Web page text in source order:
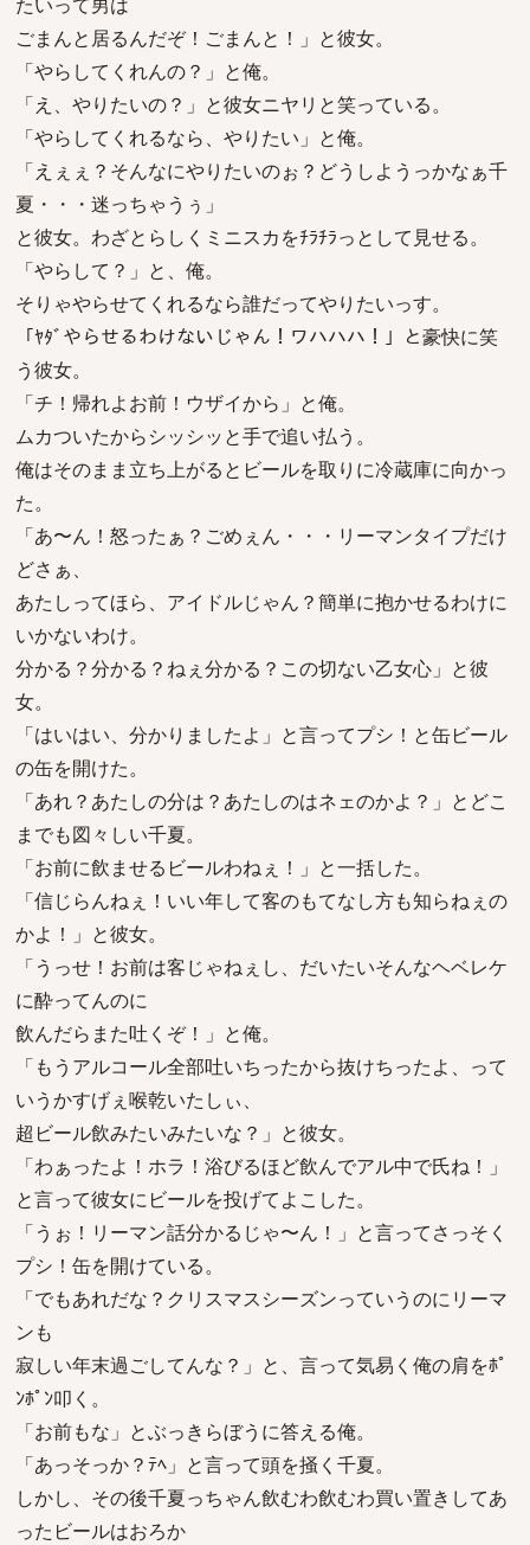
ごまんと居るんだぞ！ごまんと！」と彼女。
「やらしてくれんの？」と俺。
「え、やりたいの？」と彼女ニヤリと笑っている。
「やらしてくれるなら、やりたい」と俺。
「えぇぇ？そんなにやりたいのぉ？どうしようっかなぁ千
夏・・・迷っちゃうぅ」
と彼女。わざとらしくミニスカをﾁﾗﾁﾗっとして見せる。
「やらして？」と、俺。
そりゃやらせてくれるなら誰だってやりたいっす。
「ﾔﾀﾞやらせるわけないじゃん！ワハハハ！」と豪快に笑
う彼女。
「チ！帰れよお前！ウザイから」と俺。
ムカついたからシッシッと手で追い払う。
俺はそのまま立ち上がるとビールを取りに冷蔵庫に向かっ
た。
「あ〜ん！怒ったぁ？ごめぇん・・・リーマンタイプだけ
どさぁ、
あたしってほら、アイドルじゃん？簡単に抱かせるわけに
いかないわけ。
分かる？分かる？ねぇ分かる？この切ない乙女心」と彼
女。
「はいはい、分かりましたよ」と言ってプシ！と缶ビール
の缶を開けた。
「あれ？あたしの分は？あたしのはネェのかよ？」とどこ
までも図々しい千夏。
「お前に飲ませるビールわねぇ！」と一括した。
「信じらんねぇ！いい年して客のもてなし方も知らねぇの
かよ！」と彼女。
「うっせ！お前は客じゃねぇし、だいたいそんなヘベレケ
に酔ってんのに
飲んだらまた吐くぞ！」と俺。
「もうアルコール全部吐いちったから抜けちったよ、って
いうかすげぇ喉乾いたしぃ、
超ビール飲みたいみたいな？」と彼女。
「わぁったよ！ホラ！浴びるほど飲んでアル中で氏ね！」
と言って彼女にビールを投げてよこした。
「うぉ！リーマン話分かるじゃ〜ん！」と言ってさっそく
プシ！缶を開けている。
「でもあれだな？クリスマスシーズンっていうのにリーマ
ンも
寂しい年末過ごしてんな？」と、言って気易く俺の肩をﾎﾟ
ﾝﾎﾟﾝ叩く。
「お前もな」とぶっきらぼうに答える俺。
「あっそっか？ﾃﾍ」と言って頭を掻く千夏。
しかし、その後千夏っちゃん飲むわ飲むわ買い置きしてあ
ったビールはおろか